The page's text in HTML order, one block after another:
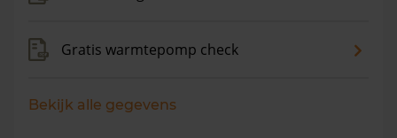
Gratis warmtepomp check
Bekijk alle gegevens